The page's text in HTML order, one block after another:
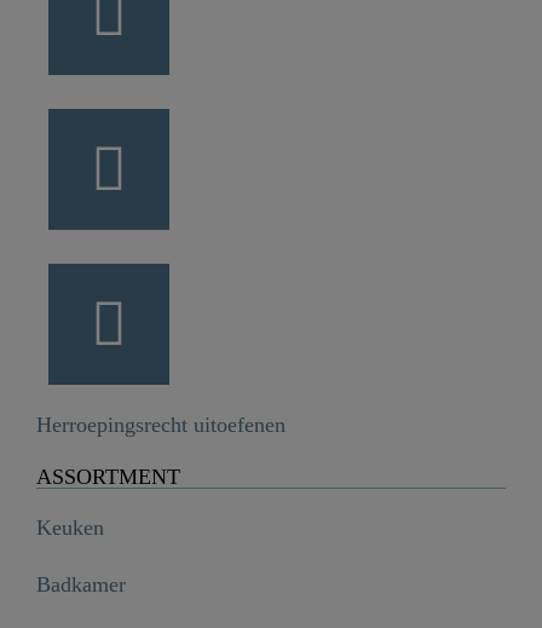
Herroepingsrecht uitoefenen
ASSORTMENT
Keuken
Badkamer